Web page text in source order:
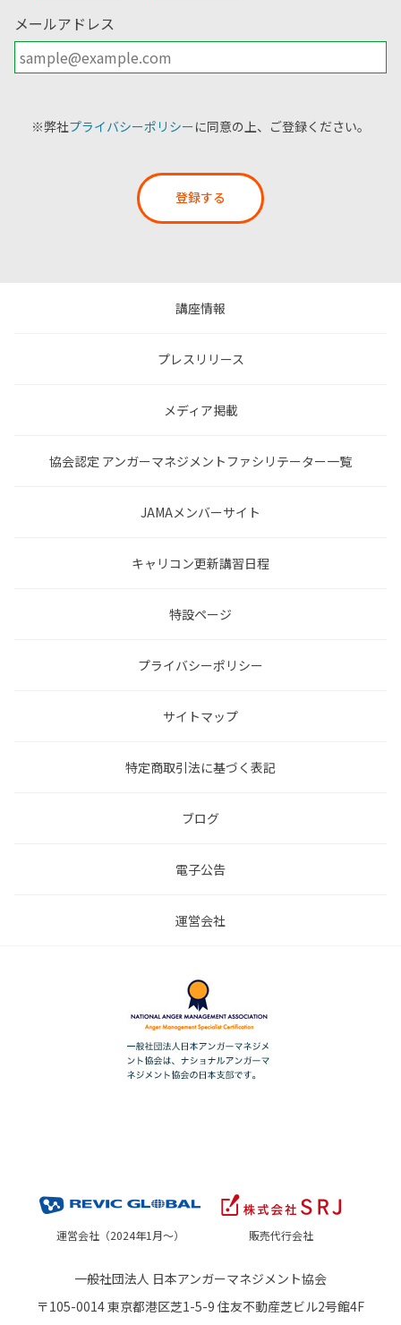
メールアドレス
※弊社プライバシーポリシーに同意の上、ご登録ください。
登録する
講座情報
プレスリリース
メディア掲載
協会認定 アンガーマネジメントファシリテーター一覧
JAMAメンバーサイト
キャリコン更新講習日程
特設ページ
プライバシーポリシー
サイトマップ
特定商取引法に基づく表記
ブログ
電子公告
運営会社
運営会社（2024年1月～） 販売代行会社
一般社団法人 日本アンガーマネジメント協会
〒105-0014 東京都港区芝1-5-9 住友不動産芝ビル2号館4F